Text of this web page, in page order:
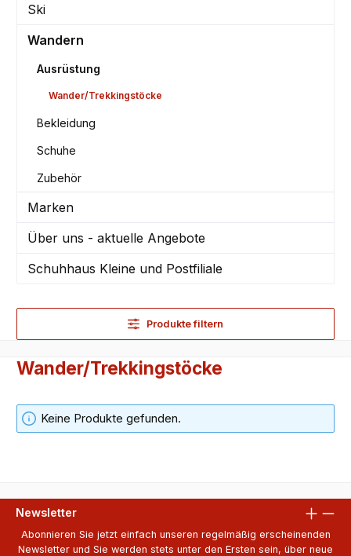
Ski
Wandern
Ausrüstung
Wander/Trekkingstöcke
Bekleidung
Schuhe
Zubehör
Marken
Über uns - aktuelle Angebote
Schuhhaus Kleine und Postfiliale
Produkte filtern
Wander/Trekkingstöcke
Keine Produkte gefunden.
Newsletter
Abonnieren Sie jetzt einfach unseren regelmäßig erscheinenden
Newsletter und Sie werden stets unter den Ersten sein, über neue